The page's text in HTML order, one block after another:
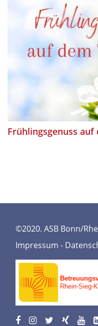
Frühlingsgenuss auf
©2020. ASB Bonn/
Impressum -